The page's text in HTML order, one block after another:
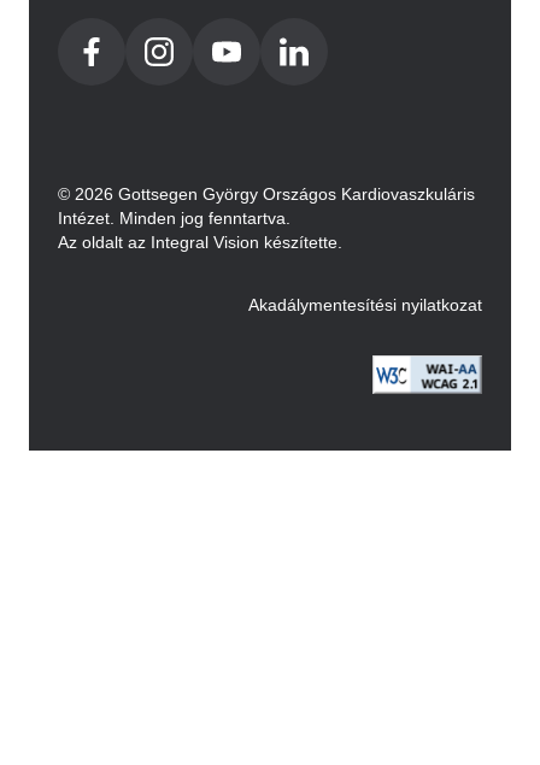
© 2026 Gottsegen György Országos Kardiovaszkuláris
Intézet. Minden jog fenntartva.
Az oldalt az Integral Vision készítette.
Akadálymentesítési nyilatkozat
Image